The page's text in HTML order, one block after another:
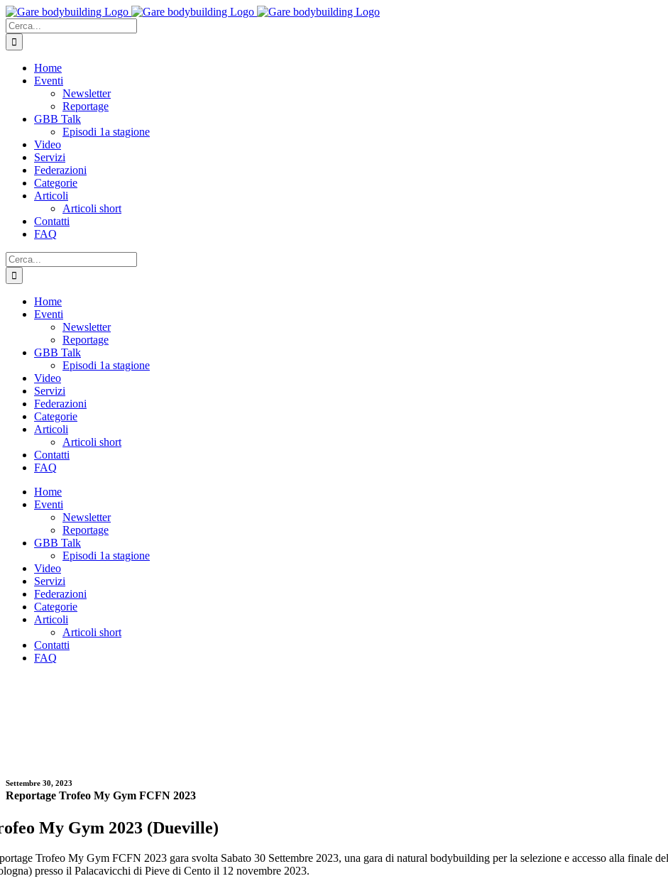
Salta
al
contenuto
Cerca
per:
Home
Eventi
Newsletter
Reportage
GBB Talk
Episodi 1a stagione
Video
Servizi
Federazioni
Categorie
Articoli
Articoli short
Contatti
FAQ
Cerca
per:
Home
Eventi
Newsletter
Reportage
GBB Talk
Episodi 1a stagione
Video
Servizi
Federazioni
Categorie
Articoli
Articoli short
Contatti
FAQ
Home
Eventi
Newsletter
Reportage
GBB Talk
Episodi 1a stagione
Video
Servizi
Federazioni
Categorie
Articoli
Articoli short
Contatti
FAQ
Settembre 30, 2023
Reportage Trofeo My Gym FCFN 2023
My Gym 2023 (Dueville)
Trofeo My Gym FCFN 2023 gara svolta Sabato 30 Settembre 2023, una gara di natural bodybuilding per la selezione e accesso alla finale
presso il Palacavicchi di Pieve di Cento il 12 novembre 2023.